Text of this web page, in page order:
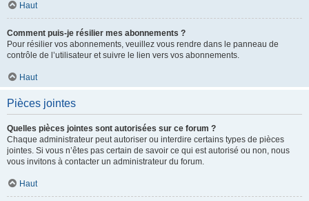
Haut
Comment puis-je résilier mes abonnements ?
Pour résilier vos abonnements, veuillez vous rendre dans le panneau de
contrôle de l’utilisateur et suivre le lien vers vos abonnements.
Haut
Pièces jointes
Quelles pièces jointes sont autorisées sur ce forum ?
Chaque administrateur peut autoriser ou interdire certains types de pièces
jointes. Si vous n’êtes pas certain de savoir ce qui est autorisé ou non, nous
vous invitons à contacter un administrateur du forum.
Haut